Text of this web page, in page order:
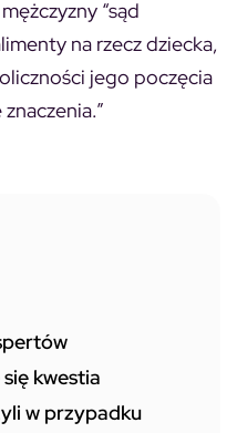
“sąd
na rzecz dziecka,
jego poczęcia
kwestia
w przypadku